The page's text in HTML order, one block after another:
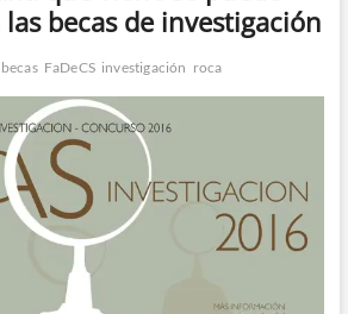
e
m
becas de investigación
becas FaDeCS investigación roca